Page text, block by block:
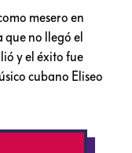
mesero en
no llegó el
y el éxito fue
cubano Eliseo